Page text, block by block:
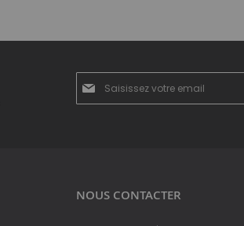
notre
NOUS CONTACTER